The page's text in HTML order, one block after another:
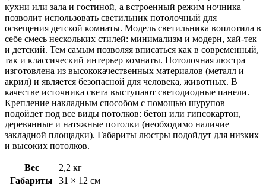
кухни или зала и гостиной, а встроенный режим ночника
позволит использовать светильник потолочный для
освещения детской комнаты. Модель светильника воплотила в
себе смесь нескольких стилей: минимализм и модерн, хай-тек
и детский. Тем самым позволяя вписаться как в современный,
так и классический интерьер комнаты. Потолочная люстра
изготовлена из высококачественных материалов (металл и
акрил) и является безопасной для человека, животных. В
качестве источника света выступают светодиодные панели.
Крепление накладным способом с помощью шурупов
подойдет под все виды потолков: бетон или гипсокартон,
деревянные и натяжные потолки (необходимо наличие
закладной площадки). Габариты люстры подойдут для низких
и высоких потолков.
Вес
2,2 кг
Габариты
31 × 12 см